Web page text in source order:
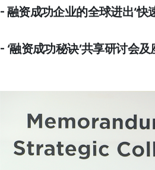
- 融资成功企业的全球进出‘快
- ‘融资成功秘诀’共享研讨会